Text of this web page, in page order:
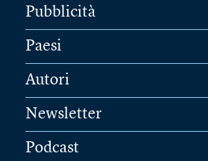
Pubblicità
Paesi
Autori
Newsletter
Podcast